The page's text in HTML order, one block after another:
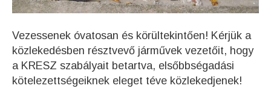
Vezessenek óvatosan és körültekintően! Kérjük a
közlekedésben résztvevő járművek vezetőit, hogy
a KRESZ szabályait betartva, elsőbbségadási
kötelezettségeiknek eleget téve közlekedjenek!